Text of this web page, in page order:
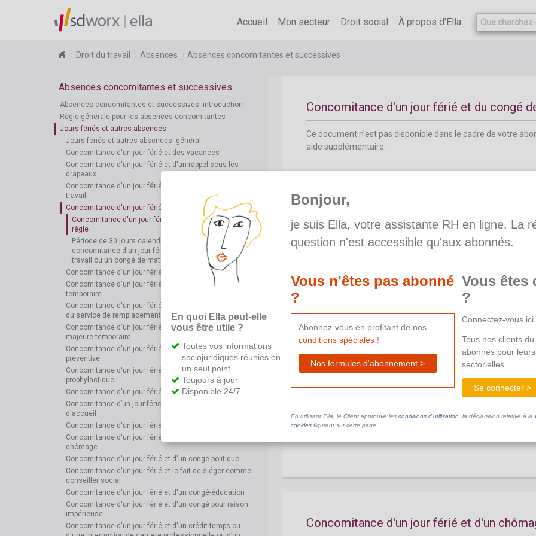
ella Accueil Mon secteur Droit social À propos d'Ella
Droit du travail Absences Absences concomitantes et successives
Absences concomitantes et successives
Absences concomitantes et successives: introduction
Règle générale pour les absences concomitantes
Jours fériés et autres absences
Jours fériés et autres absences: général
Concomitance d'un jour férié et des vacances
Concomitance d'un jour férié et d'un rappel sous les
drapeaux
Concomitance d'un jour férié et d'une incapacité de
travail
Concomitance d'un jour férié et du congé de maternité
Concomitance d'un jour férié et du congé de maternité:
règle
Période de 30 jours calendrier en cas de
concomitance d'un jour férié et d'une incapacité de
travail ou un congé de maternité
Concomitance d'un jour férié et d'une grève reconnue
Concomitance d'un jour férié et d'un chômage
temporaire
Concomitance d'un jour férié et du service militaire ou
du service de remplacement
Concomitance d'un jour férié et d'un cas de force
majeure temporaire
Concomitance d'un jour férié et d'une détention
préventive
Concomitance d'un jour férié et d'un congé
prophylactique
Concomitance d'un jour férié et du congé d’adoption
Concomitance d’un jour férié et du congé parental
d'accueil
Concomitance d'un jour férié et d'un congé d'accueil
Concomitance d'un jour férié et d'un jour de petit
chômage
Concomitance d'un jour férié et d'un congé politique
Concomitance d'un jour férié et le fait de siéger comme
conseiller social
Concomitance d'un jour férié et d'un congé-éducation
Concomitance d'un jour férié et d'un congé pour raison
impérieuse
Concomitance d'un jour férié et d'un crédit-temps ou
Concomitance d'un jour férié et du congé de
Concomitance d'un jour férié et du congé
Ce document n'est pas disponible dans le cadre de votre
aide supplémentaire.
Période de 30 jours calendrier en cas de
jour férié et d'une incapacité de travail ou un
Ce document n'est pas disponible dans le cadre de votre
Concomitance d'un jour férié et d'une grève
Ce document n'est pas disponible dans le cadre de votre
Concomitance d'un jour férié et d'un
En quoi Ella peut-elle
vous être utile ?
Toutes vos informations
sociojuridiques réunies en
un seul point
Toujours à jour
Disponible 24/7
Bonjour,
je suis Ella, votre assistante RH en ligne. La
question n'est accessible qu'aux abonnés.
Vous n'êtes pas abonné
?
Abonnez-vous en profitant de nos
conditions spéciales!
Nos formules d'abonnement >
Vous êtes
?
Connectez-vous
Tous nos clients
abonnés pour
sectorielles
Se connecter >
En utilisant Ella, le Client approuve les conditions d’utilisation , la déclaration relative à la
cookiesfigurant sur cette page.